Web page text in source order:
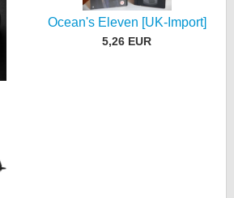
Ocean's Eleven [UK-Import]
5,26 EUR